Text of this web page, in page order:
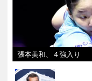
張本美和、４強入り